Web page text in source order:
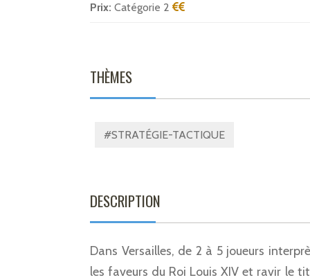
Prix: Catégorie 2
THÈMES
#STRATÉGIE-TACTIQUE
DESCRIPTION
Dans Versailles, de 2 à 5 joueurs
les faveurs du Roi Louis XIV et ravir le